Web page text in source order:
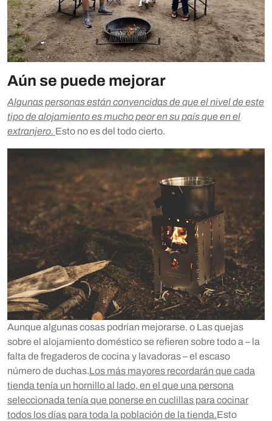
Aún se puede mejorar
Algunas personas están convencidas de que el nivel de este
tipo de alojamiento es mucho peor en su país que en el
extranjero. Esto no es del todo cierto.
Aunque algunas cosas podrían mejorarse. o Las quejas
sobre el alojamiento doméstico se refieren sobre todo a – la
falta de fregaderos de cocina y lavadoras – el escaso
número de duchas.Los más mayores recordarán que cada
tienda tenía un hornillo al lado, en el que una persona
seleccionada tenía que ponerse en cuclillas para cocinar
todos los días para toda la población de la tienda.Esto